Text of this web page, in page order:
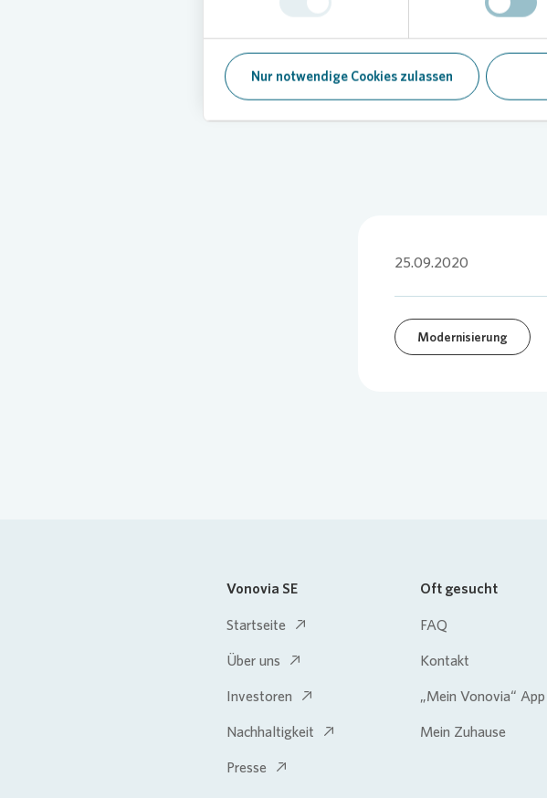
Nur notwendige Cookies zulassen
Wohnungen bleiben können.
Mitarbeiter um jeden Kunden,
Lösung.“ In zwei Fällen
25.09.2020
Modernisierung
Vonovia SE
Startseite
Über uns
Investoren
Nachhaltigkeit
Presse
Oft gesucht
FAQ
Kontakt
„Mein Vonovia“ App
Mein Zuhause